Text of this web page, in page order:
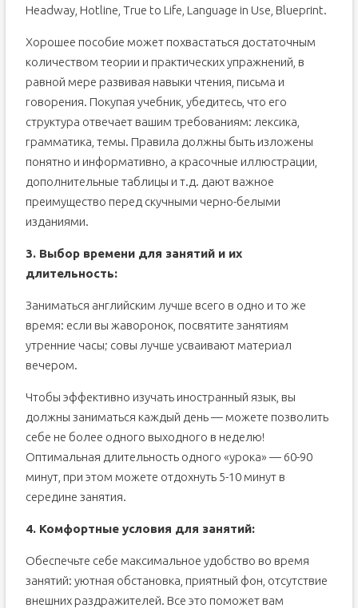
Headway, Hotline, True to Life, Language in Use, Blueprint.
Хорошее пособие может похвастаться достаточным
количеством теории и практических упражнений, в
равной мере развивая навыки чтения, письма и
говорения. Покупая учебник, убедитесь, что его
структура отвечает вашим требованиям: лексика,
грамматика, темы. Правила должны быть изложены
понятно и информативно, а красочные иллюстрации,
дополнительные таблицы и т.д. дают важное
преимущество перед скучными черно-белыми
изданиями.
3. Выбор времени для занятий и их
длительность:
Заниматься английским лучше всего в одно и то же
время: если вы жаворонок, посвятите занятиям
утренние часы; совы лучше усваивают материал
вечером.
Чтобы эффективно изучать иностранный язык, вы
должны заниматься каждый день — можете позволить
себе не более одного выходного в неделю!
Оптимальная длительность одного «урока» — 60-90
минут, при этом можете отдохнуть 5-10 минут в
середине занятия.
4. Комфортные условия для занятий:
Обеспечьте себе максимальное удобство во время
занятий: уютная обстановка, приятный фон, отсутствие
внешних раздражителей. Все это поможет вам